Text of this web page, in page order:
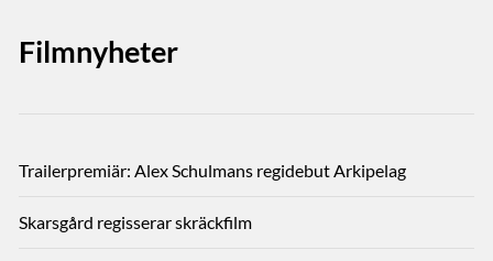
Filmnyheter
Trailerpremiär: Alex Schulmans regidebut Arkipelag
Skarsgård regisserar skräckfilm